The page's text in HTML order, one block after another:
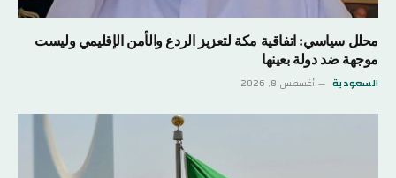
محلل سياسي: اتفاقية مكة لتعزيز الردع والأمن الإقليمي وليست
موجهة ضد دولة بعينها
السعودية أغسطس 8, 2026